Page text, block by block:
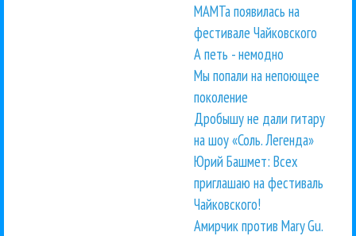
МАМТа появилась на
фестивале Чайковского
А петь - немодно
Мы попали на непоющее
поколение
Дробышу не дали гитару
на шоу «Соль. Легенда»
Юрий Башмет: Всех
приглашаю на фестиваль
Чайковского!
Амирчик против Mary Gu.